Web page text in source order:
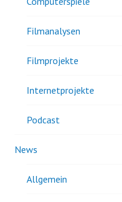
Filmanalysen
Filmprojekte
Internetprojekte
Podcast
News
Allgemein